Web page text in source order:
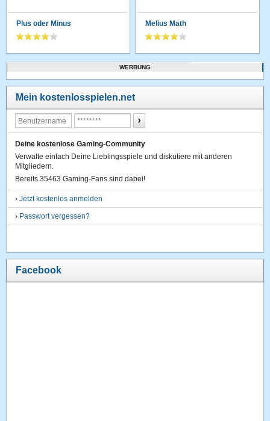
Plus oder Minus Melius Math
WERBUNG
Mein kostenlosspielen.net
Deine kostenlose Gaming-Community
Verwalte einfach Deine Lieblingsspiele und diskutiere mit anderen
Mitgliedern.
Bereits 35463 Gaming-Fans sind dabei!
›Jetzt kostenlos anmelden
› Passwort vergessen?
Facebook